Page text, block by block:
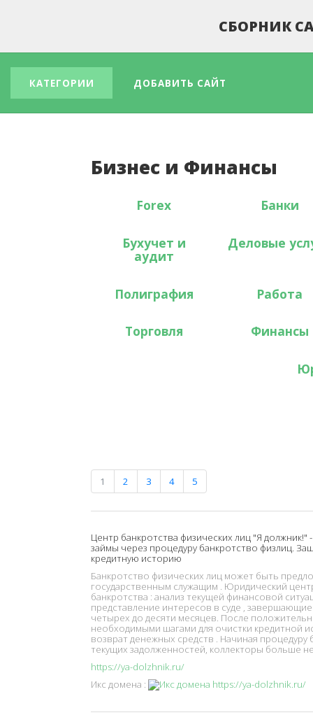
СБОРНИК
КАТЕГОРИИ ДОБАВИТЬ САЙТ
Бизнес и Финансы
Forex Банки
Бухучет и
аудит
Деловые
Полиграфия Работа
Торговля Финансы
1 2 3 4 5
Центр банкротства физических лиц "Я
займы через процедуру банкротство физлиц.
кредитную историю
Банкротство физических лиц может быть
государственным служащим . Юридический
банкротства : анализ текущей финансовой
представление интересов в суде ,
четырех до десяти месяцев. После
необходимыми шагами для очистки кредитной
возврат денежных средств . Начиная
текущих задолженностей, коллекторы больше
https://ya-dolzhnik.ru/
Икс домена :